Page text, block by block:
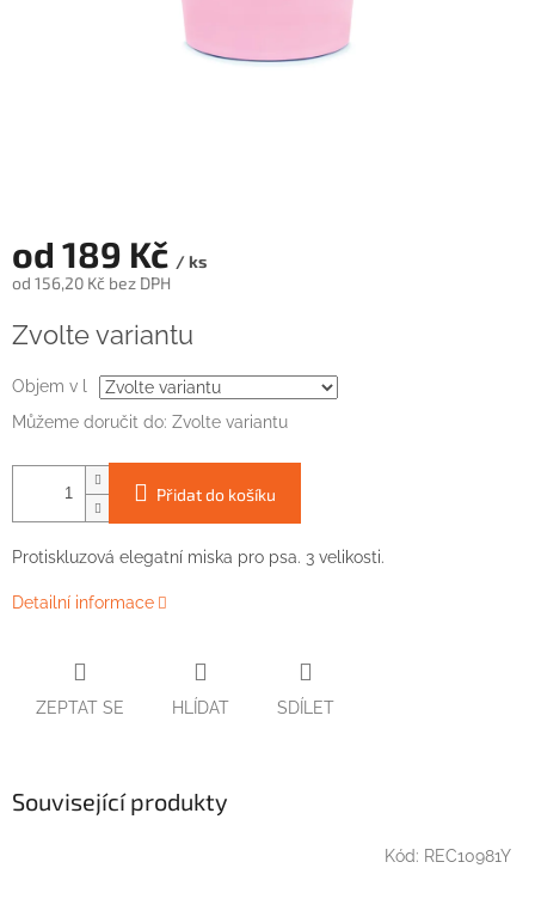
od 189 Kč / ks
od 156,20 Kč bez DPH
cena:
Zvolte variantu
Objem v l
Můžeme doručit do: Zvolte variantu
Přidat do košíku
Protiskluzová elegatní miska pro psa. 3 velikosti.
Detailní informace
ZEPTAT SE HLÍDAT SDÍLET
Související produkty
Kód: REC10981Y